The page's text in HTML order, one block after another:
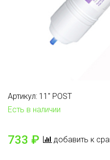
Артикул: 11" POST
Есть в наличии
733 ₽ добавить к